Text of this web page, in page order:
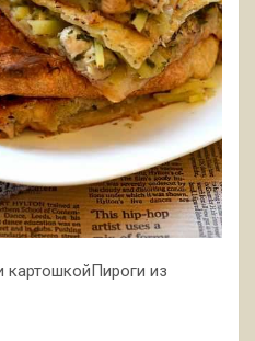
картошкойПироги из